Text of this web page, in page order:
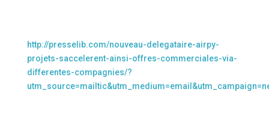
http://presselib.com/nouveau-delegataire-airpy-
projets-saccelerent-ainsi-offres-commerciales-via-
differentes-compagnies/?